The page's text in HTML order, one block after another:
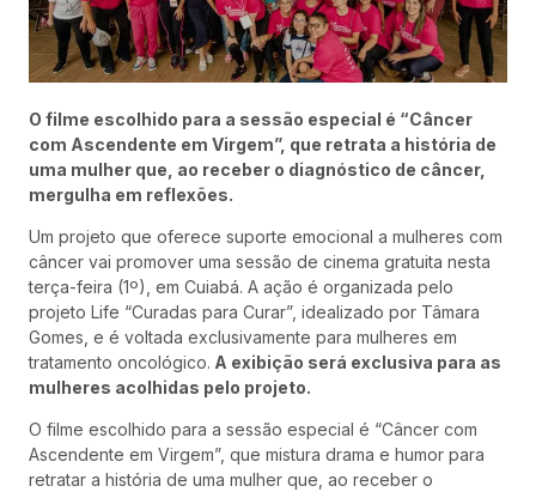
O filme escolhido para a sessão especial é “Câncer
com Ascendente em Virgem”, que retrata a história de
uma mulher que, ao receber o diagnóstico de câncer,
mergulha em reflexões.
Um projeto que oferece suporte emocional a mulheres com
câncer vai promover uma sessão de cinema gratuita nesta
terça-feira (1º), em Cuiabá. A ação é organizada pelo
projeto Life “Curadas para Curar”, idealizado por Tâmara
Gomes, e é voltada exclusivamente para mulheres em
tratamento oncológico. A exibição será exclusiva para as
mulheres acolhidas pelo projeto.
O filme escolhido para a sessão especial é “Câncer com
Ascendente em Virgem”, que mistura drama e humor para
retratar a história de uma mulher que, ao receber o